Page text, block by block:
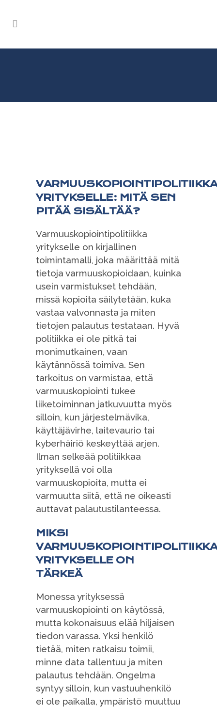
VARMUUSKOPIOINTIPOLITIIKKA
YRITYKSELLE: MITÄ SEN
PITÄÄ SISÄLTÄÄ?
Varmuuskopiointipolitiikka
yritykselle on kirjallinen
toimintamalli, joka määrittää mitä
tietoja varmuuskopioidaan, kuinka
usein varmistukset tehdään,
missä kopioita säilytetään, kuka
vastaa valvonnasta ja miten
tietojen palautus testataan. Hyvä
politiikka ei ole pitkä tai
monimutkainen, vaan
käytännössä toimiva. Sen
tarkoitus on varmistaa, että
varmuuskopiointi tukee
liiketoiminnan jatkuvuutta myös
silloin, kun järjestelmävika,
käyttäjävirhe, laitevaurio tai
kyberhäiriö keskeyttää arjen.
Ilman selkeää politiikkaa
yrityksellä voi olla
varmuuskopioita, mutta ei
varmuutta siitä, että ne oikeasti
auttavat palautustilanteessa.
MIKSI
VARMUUSKOPIOINTIPOLITIIKKA
YRITYKSELLE ON
TÄRKEÄ
Monessa yrityksessä
varmuuskopiointi on käytössä,
mutta kokonaisuus elää hiljaisen
tiedon varassa. Yksi henkilö
tietää, miten ratkaisu toimii,
minne data tallentuu ja miten
palautus tehdään. Ongelma
syntyy silloin, kun vastuuhenkilö
ei ole paikalla, ympäristö muuttuu